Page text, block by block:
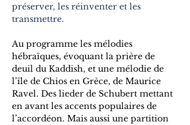
préserver, les réinventer et les
transmettre.
Au programme les mélodies
hébraïques, évoquant la prière de
deuil du Kaddish, et une mélodie de
l’île de Chios en Grèce, de Maurice
Ravel. Des lieder de Schubert mettant
en avant les accents populaires de
l’accordéon. Mais aussi une partition